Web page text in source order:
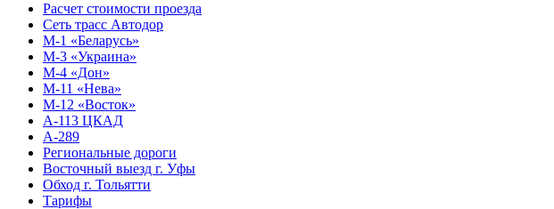
Расчет стоимости проезда
Сеть трасс Автодор
М-1 «Беларусь»
М-3 «Украина»
М-4 «Дон»
М-11 «Нева»
М-12 «Восток»
А-113 ЦКАД
А-289
Региональные дороги
Восточный выезд г. Уфы
Обход г. Тольятти
Тарифы